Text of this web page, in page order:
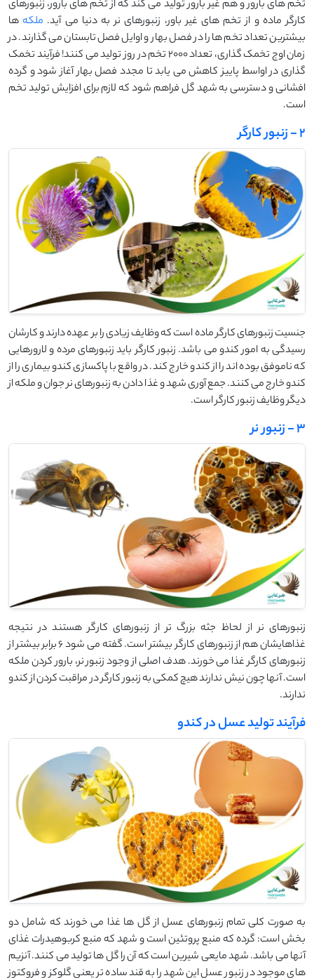
تخم های بارور و هم غیر بارور تولید می کند که از تخم های بارور، زنبورهای
کارگر ماده و از تخم های غیر باور، زنبورهای نر به دنیا می آید. ملکهها
بیشترین تعداد تخم ها را در فصل بهار و اوایل فصل تابستان می گذارند. در
زمان اوج تخمک گذاری، تعداد 2000 تخم در روز تولید می کنند! فرآیند تخمک
گذاری در اواسط پاییز کاهش می یابد تا مجدد فصل بهار آغاز شود و گرده
افشانی و دسترسی به شهد گل فراهم شود که لازم برای افزایش تولید تخم
است.
2 - زنبور کارگر
جنسیت زنبورهای کارگر ماده است که وظایف زیادی را بر عهده دارند و کارشان
رسیدگی به امور کندو می باشد. زنبور کارگر باید زنبورهای مرده و لارورهایی
که ناموفق بوده اند را از کندو خارج کند. در واقع با پاکسازی کندو بیماری را از
کندو خارج می کنند. جمع آوری شهد و غذا دادن به زنبورهای نر جوان و ملکه از
دیگر وظایف زنبور کارگر است.
3 - زنبور نر
زنبورهای نر از لحاظ جثه بزرگ تر از زنبورهای کارگر هستند در نتیجه
غذاهایشان هم از زنبورهای کارگر بیشتر است. گفته می شود 6 برابر بیشتر از
زنبورهای کارگر غذا می خورند. هدف اصلی از وجود زنبور نر، بارور کردن ملکه
است. آنها چون نیش ندارند هیچ کمکی به زنبور کارگر در مراقبت کردن از کندو
ندارند.
فرآیند تولید عسل در کندو
به صورت کلی تمام زنبورهای عسل از گل ها غذا می خورند که شامل دو
بخش است: گرده که منبع پروتئین است و شهد که منبع کربوهیدرات غذای
آنها می باشد. شهد مایعی شیرین است که آن را گل ها تولید می کنند. آنزیم
های موجود در زنبور عسل این شهد را به قند ساده تر یعنی گلوکز و فروکتوز